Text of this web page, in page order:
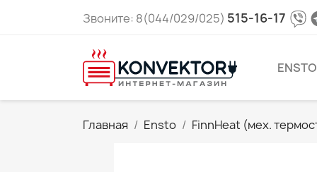
Звоните: 8(044/029/025) 515-16-17
ENSTO
Главная Ensto FinnHeat (мех.